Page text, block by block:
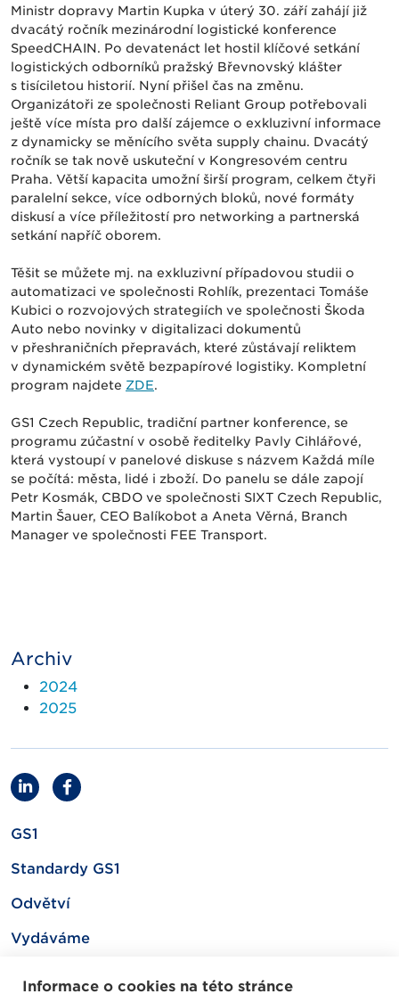
Ministr dopravy Martin Kupka v úterý 30. září zahájí již
dvacátý ročník mezinárodní logistické konference
SpeedCHAIN. Po devatenáct let hostil klíčové setkání
logistických odborníků pražský Břevnovský klášter
s tisíciletou historií. Nyní přišel čas na změnu.
Organizátoři ze společnosti Reliant Group potřebovali
ještě více místa pro další zájemce o exkluzivní informace
z dynamicky se měnícího světa supply chainu. Dvacátý
ročník se tak nově uskuteční v Kongresovém centru
Praha. Větší kapacita umožní širší program, celkem čtyři
paralelní sekce, více odborných bloků, nové formáty
diskusí a více příležitostí pro networking a partnerská
setkání napříč oborem.
Těšit se můžete mj. na exkluzivní případovou studii o
automatizaci ve společnosti Rohlík, prezentaci Tomáše
Kubici o rozvojových strategiích ve společnosti Škoda
Auto nebo novinky v digitalizaci dokumentů
v přeshraničních přepravách, které zůstávají reliktem
v dynamickém světě bezpapírové logistiky. Kompletní
program najdete ZDE.
GS1 Czech Republic, tradiční partner konference, se
programu zúčastní v osobě ředitelky Pavly Cihlářové,
která vystoupí v panelové diskuse s názvem Každá míle
se počítá: města, lidé i zboží. Do panelu se dále zapojí
Petr Kosmák, CBDO ve společnosti SIXT Czech Republic,
Martin Šauer, CEO Balíkobot a Aneta Věrná, Branch
Manager ve společnosti FEE Transport.
Archiv
2024
2025
GS1
Standardy GS1
Odvětví
Vydáváme
Informace o cookies na této stránce